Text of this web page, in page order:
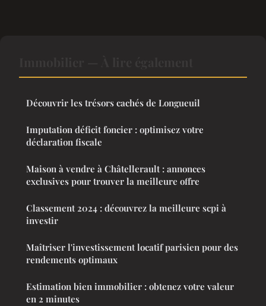
Découvrir les trésors cachés de Longueuil
Imputation déficit foncier : optimisez votre
déclaration fiscale
Maison à vendre à Châtellerault : annonces
exclusives pour trouver la meilleure offre
Classement 2024 : découvrez la meilleure scpi à
investir
Maîtriser l'investissement locatif parisien pour des
rendements optimaux
Estimation bien immobilier : obtenez votre valeur
en 2 minutes